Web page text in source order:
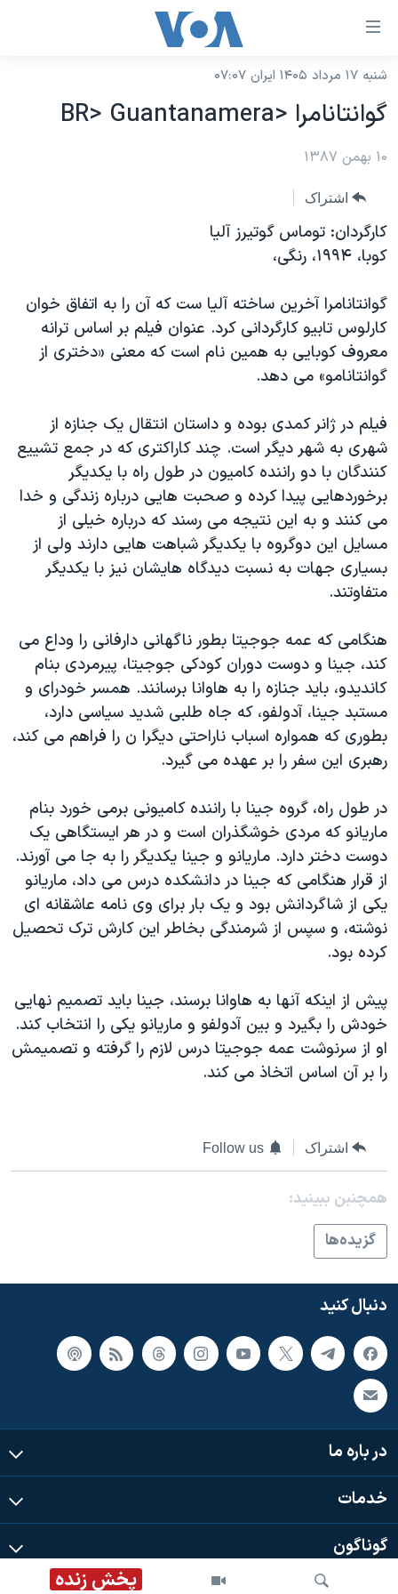
لینکهای
دسترسی
جهش
محتوای
جهش
به
صفحه
جهش
به
جستجو
نسخه سبک وب‌سایت
موضوع ها
ایران
آمریکا
جهان
ویژه برنامه‌ها
ویدیوها
فرهنگ و زندگی
حقوق شهروندی
اقتصادی
علم و فناوری
اسرائیل در جنگ
گالری عکس
برنامه های تلویزیونی
جدول برنامه ها
صفحه‌های ویژه
عملیات خشم حماسی
۲۵۰سالگی آمریکا
بایگانی برنامه‌های تلویزیونی
مستندها
انتخابات ریاست جمهوری آمریکا ۲۰۲۴
حمله جمهوری اسلامی به اسرائیل
رمز مهسا
ورزش زنان در ایران
اعتراضات زن، زندگی، آزادی
تریبونال مردمی آبان ۹۸
دادگاه حمید نوری
چهل سال گروگان‌گیری
قانون شفافیت دارائی کادر رهبری ایران
اعتراضات مردمی آبان ۹۸
اسرائیل در جنگ
نرگس محمدی برنده جایزه نوبل صلح
همایش محافظه‌کاران آمریکا «سی‌پک»
صفحه‌های ویژه
سفر پرزیدنت ترامپ به چین
پخش رادیویی
یادگیری زبان انگلیسی
دنبال کنید
زبانهای مختلف
پخش زنده
شنبه ۱۷ مرداد ۱۴۰۵ ایران ۰۷:۰۷
گوانتانامرا <BR> Guantanamera
۱۰ بهمن ۱۳۸۷
اشتراک
کارگردان: توماس گوتيرز آليا
کوبا، ۱۹۹۴، رنگی،
گوانتانامرا آخرين ساخته آليا ست که آن را به اتفاق خوان
کارلوس تابيو کارگردانی کرد. عنوان فيلم بر اساس ترانه
معروف کوبايی به همين نام است که معنی «دختری از
گوانتانامو» می دهد.
فيلم در ژانر کمدی بوده و داستان انتقال يک جنازه از
شهری به شهر ديگر است. چند کاراکتری که در جمع تشييع
کنندگان با دو راننده کاميون در طول راه با يکديگر
برخوردهايی پيدا کرده و صحبت هايی درباره زندگی و خدا
می کنند و به اين نتيجه می رسند که درباره خيلی از
مسايل اين دوگروه با يکديگر شباهت هايی دارند ولی از
بسياری جهات به نسبت ديدگاه هايشان نيز با يکديگر
متفاوتند.
هنگامی که عمه جوجيتا بطور ناگهانی دارفانی را وداع می
کند، جينا و دوست دوران کودکی جوجيتا، پيرمردی بنام
کانديدو، بايد جنازه را به هاوانا برسانند. همسر خودرای و
مستبد جينا، آدولفو، که جاه طلبی شديد سياسی دارد،
بطوری که همواره اسباب ناراحتی ديگرا ن را فراهم می کند،
رهبری اين سفر را بر عهده می گيرد.
در طول راه، گروه جينا با راننده کاميونی برمی خورد بنام
ماريانو که مردی خوشگذران است و در هر ايستگاهی يک
دوست دختر دارد. ماريانو و جينا يکديگر را به جا می آورند.
از قرار هنگامی که جينا در دانشکده درس می داد، ماريانو
يکی از شاگردانش بود و يک بار برای وی نامه عاشقانه ای
نوشته، و سپس از شرمندگی بخاطر اين کارش ترک تحصيل
کرده بود.
پيش از اينکه آنها به هاوانا برسند، جينا بايد تصميم نهايی
خودش را بگيرد و بين آدولفو و ماريانو يکی را انتخاب کند.
او از سرنوشت عمه جوجيتا درس لازم را گرفته و تصميمش
را بر آن اساس اتخاذ می کند.
اشتراک Follow us
همچنبن ببینید:
گزيده‌ها
دنبال کنید
در باره ما
خدمات
گوناگون